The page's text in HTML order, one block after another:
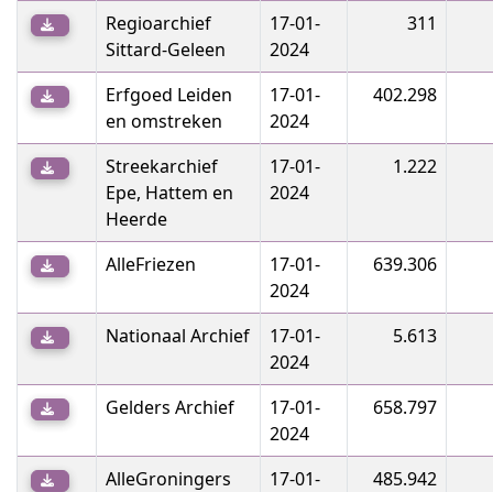
wget https://oa-export.s3.nl-ams.scw.cloud/csv/
wget https://oa-export.s3.nl-ams.scw.cloud/csv/
wget https://oa-export.s3.nl-ams.scw.cloud/csv/
wget https://oa-export.s3.nl-ams.scw.cloud/csv/
wget https://oa-export.s3.nl-ams.scw.cloud/csv/
wget https://oa-export.s3.nl-ams.scw.cloud/csv/
wget https://oa-export.s3.nl-ams.scw.cloud/csv/
Regioarchief
Sittard-Geleen
17-01-
2024
311
Erfgoed Leiden
en omstreken
17-01-
2024
402.298
Streekarchief
Epe, Hattem en
Heerde
17-01-
2024
1.222
AlleFriezen
17-01-
2024
639.306
Nationaal Archief
17-01-
2024
5.613
Gelders Archief
17-01-
2024
658.797
AlleGroningers
17-01-
485.942